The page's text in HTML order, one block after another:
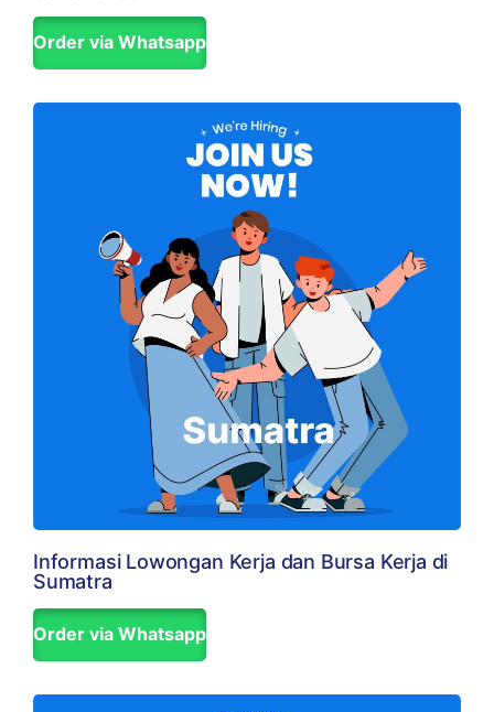
Order via Whatsapp
Informasi Lowongan Kerja dan Bursa Kerja di
Sumatra
Order via Whatsapp